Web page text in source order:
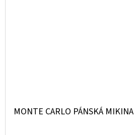
MONTE CARLO PÁNSKÁ MIKINA